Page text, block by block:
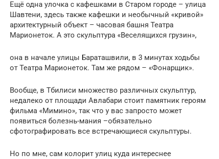
Ещё одна улочка с кафешками в Старом городе – улица
Шавтени, здесь также кафешки и необычный «кривой»
архитектурный объект – часовая башня Театра
Марионеток. А это скульптура «Веселящихся грузин»,
она в начале улицы Бараташвили, в 3 минутах ходьбы
от Театра Марионеток. Там же рядом – «Фонарщик».
Вообще, в Тбилиси множество различных скульптур,
недалеко от площади Авлабари стоит памятник героям
фильма «Мимино», так что у вас запросто может
появиться болезнь-мания –обязательно
сфотографировать все встречающиеся скульптуры.
Но по мне, сам колорит улиц куда интереснее